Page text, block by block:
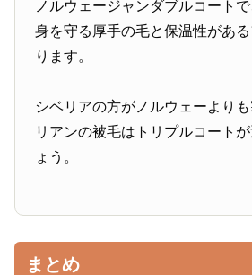
ノルウェージャンダブルコート
身を守る厚手の毛と保温性があ
ります。
シベリアの方がノルウェーより
リアンの被毛はトリプルコート
ょう。
まとめ